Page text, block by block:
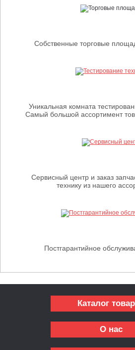
Собственные торговые
Уникальная комната
Самый большой ассортимент
Сервисный центр и заказ
технику из нашего
Постгарантийное
Каталог
О нас